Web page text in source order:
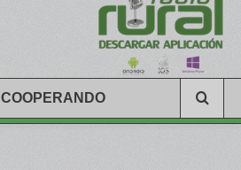
COOPERANDO